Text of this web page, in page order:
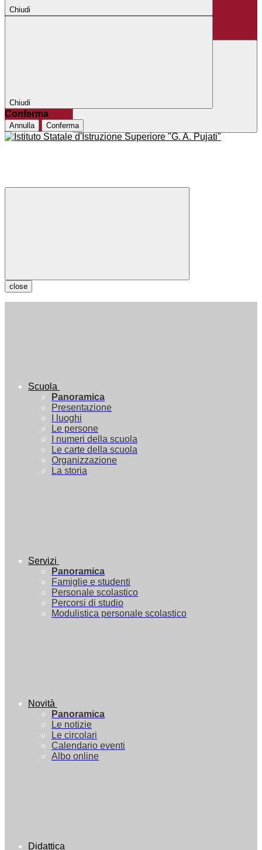
Chiudi
Chiudi
Conferma
Annulla Conferma
close
Scuola
Panoramica
Presentazione
I luoghi
Le persone
I numeri della scuola
Le carte della scuola
Organizzazione
La storia
Servizi
Panoramica
Famiglie e studenti
Personale scolastico
Percorsi di studio
Modulistica personale scolastico
Novità
Panoramica
Le notizie
Le circolari
Calendario eventi
Albo online
Didattica